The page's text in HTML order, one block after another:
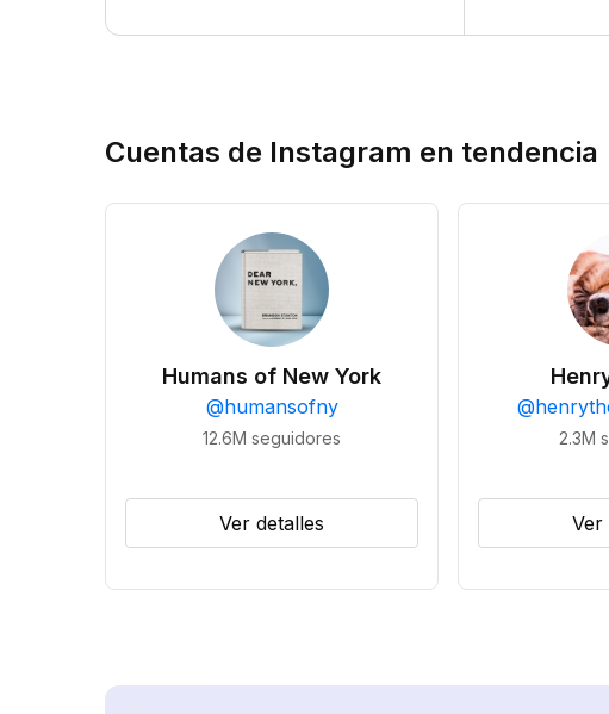
Cuentas de Instagram en tendencia
Humans of New York
@humansofny
12.6M seguidores
Ver detalles
@
2.3M
Ver